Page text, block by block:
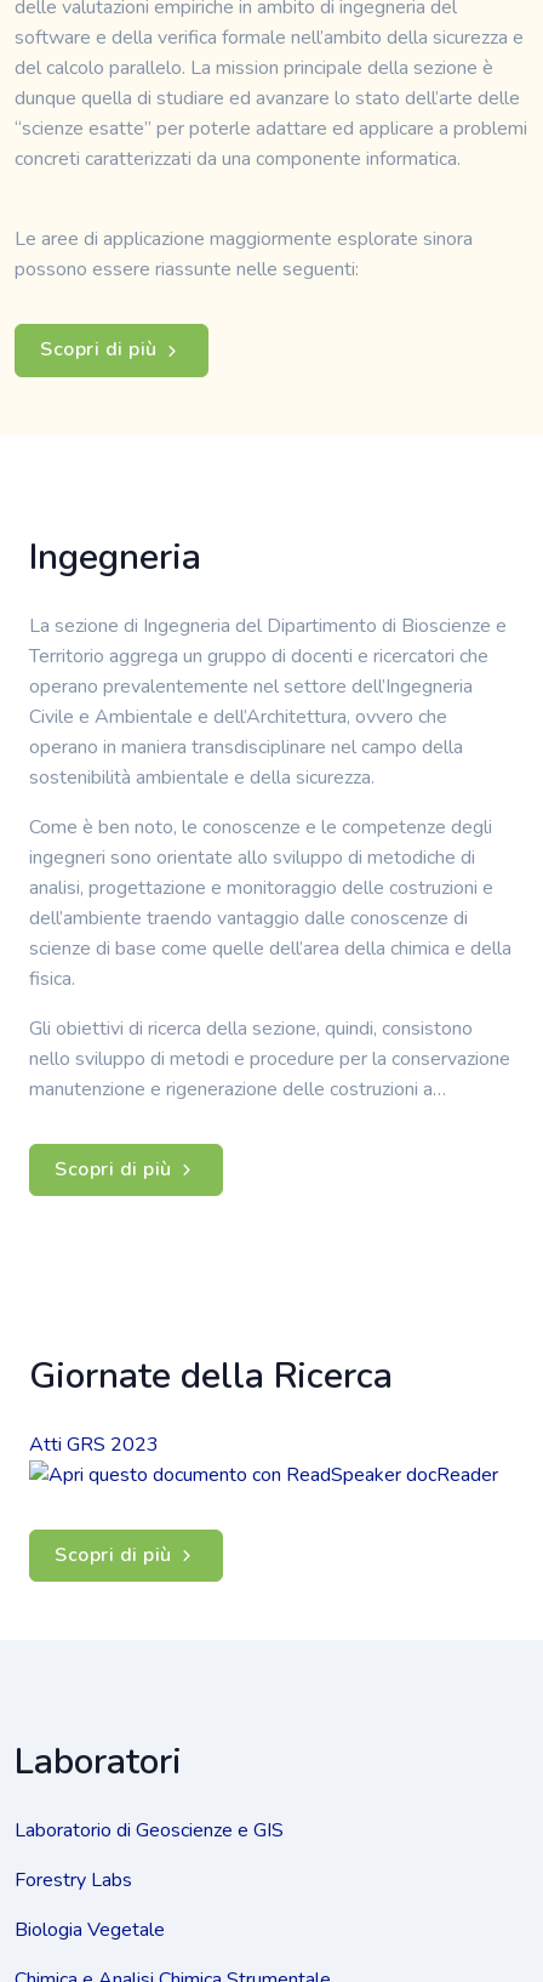
delle valutazioni empiriche in ambito di ingegneria del
software e della verifica formale nell’ambito della sicurezza e
del calcolo parallelo. La mission principale della sezione è
dunque quella di studiare ed avanzare lo stato dell’arte delle
“scienze esatte” per poterle adattare ed applicare a problemi
concreti caratterizzati da una componente informatica.
Le aree di applicazione maggiormente esplorate sinora
possono essere riassunte nelle seguenti:
Scopri di più
Ingegneria
La sezione di Ingegneria del Dipartimento di Bioscienze e
Territorio aggrega un gruppo di docenti e ricercatori che
operano prevalentemente nel settore dell’Ingegneria
Civile e Ambientale e dell’Architettura, ovvero che
operano in maniera transdisciplinare nel campo della
sostenibilità ambientale e della sicurezza.
Come è ben noto, le conoscenze e le competenze degli
ingegneri sono orientate allo sviluppo di metodiche di
analisi, progettazione e monitoraggio delle costruzioni e
dell’ambiente traendo vantaggio dalle conoscenze di
scienze di base come quelle dell’area della chimica e della
fisica.
Gli obiettivi di ricerca della sezione, quindi, consistono
nello sviluppo di metodi e procedure per la conservazione
manutenzione e rigenerazione delle costruzioni a…
Scopri di più
Giornate della Ricerca
Atti GRS 2023
Scopri di più
Laboratori
Laboratorio di Geoscienze e GIS
Forestry Labs
Biologia Vegetale